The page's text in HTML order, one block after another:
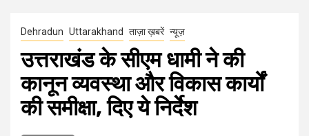
Dehradun Uttarakhand ताज़ा ख़बरें न्यूज़
उत्तराखंड के सीएम धामी ने की
कानून व्यवस्था और विकास कार्यों
की समीक्षा, दिए ये निर्देश